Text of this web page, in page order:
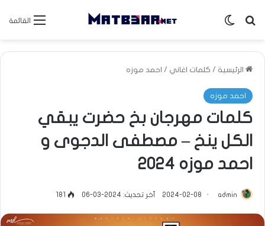
القائمة بحث عنالوضع المظلم
الرئيسية / كلمات اغاني / احمد موزه
احمد موزه
كلمات مهرجان بخ حضرت يبقي
الكل ينخ – مصطفى الدجوى و
احمد موزه 2024
admin
2024-02-08 آخر تحديث: 2024-03-06 181